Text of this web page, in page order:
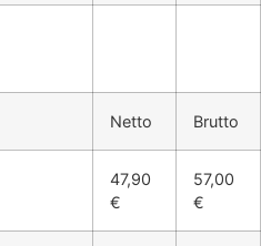
Netto Brutto
47,90
€
57,00
€